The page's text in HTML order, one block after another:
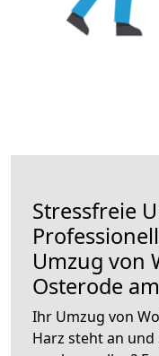
Stressfreie
Umzug von
Osterode
Ihr Umzug von
Harz steht an und